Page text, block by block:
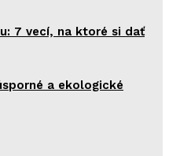
7 vecí, na ktoré si dať
a ekologické